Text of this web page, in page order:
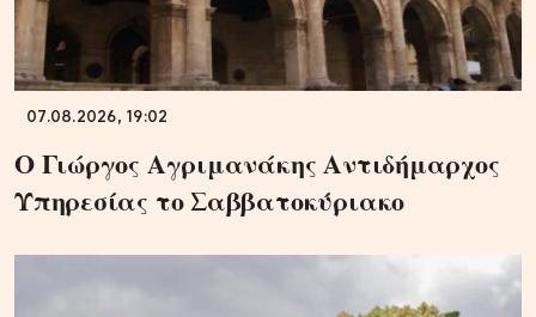
07.08.2026, 19:02
Ο Γιώργος Αγριμανάκης Αντιδήμαρχος
Υπηρεσίας το Σαββατοκύριακο